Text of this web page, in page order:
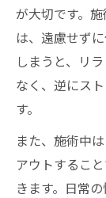
が大切です。
は、遠慮せず
しまうと、リ
なく、逆にス
す。
また、施術中
アウトするこ
きます。日常